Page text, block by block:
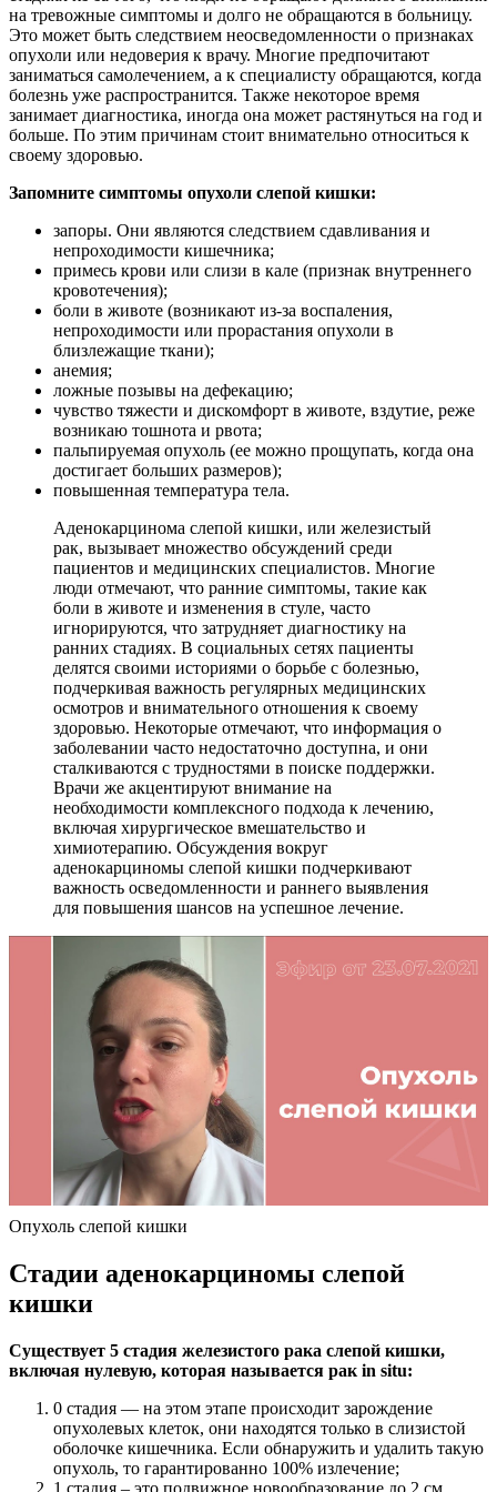
на тревожные симптомы и долго не обращаются в больницу.
Это может быть следствием неосведомленности о признаках
опухоли или недоверия к врачу. Многие предпочитают
заниматься самолечением, а к специалисту обращаются, когда
болезнь уже распространится. Также некоторое время
занимает диагностика, иногда она может растянуться на год и
больше. По этим причинам стоит внимательно относиться к
своему здоровью.
Запомните симптомы опухоли слепой кишки:
запоры. Они являются следствием сдавливания и
непроходимости кишечника;
примесь крови или слизи в кале (признак внутреннего
кровотечения);
боли в животе (возникают из-за воспаления,
непроходимости или прорастания опухоли в
близлежащие ткани);
анемия;
ложные позывы на дефекацию;
чувство тяжести и дискомфорт в животе, вздутие, реже
возникаю тошнота и рвота;
пальпируемая опухоль (ее можно прощупать, когда она
достигает больших размеров);
повышенная температура тела.
Аденокарцинома слепой кишки, или железистый
рак, вызывает множество обсуждений среди
пациентов и медицинских специалистов. Многие
люди отмечают, что ранние симптомы, такие как
боли в животе и изменения в стуле, часто
игнорируются, что затрудняет диагностику на
ранних стадиях. В социальных сетях пациенты
делятся своими историями о борьбе с болезнью,
подчеркивая важность регулярных медицинских
осмотров и внимательного отношения к своему
здоровью. Некоторые отмечают, что информация о
заболевании часто недостаточно доступна, и они
сталкиваются с трудностями в поиске поддержки.
Врачи же акцентируют внимание на
необходимости комплексного подхода к лечению,
включая хирургическое вмешательство и
химиотерапию. Обсуждения вокруг
аденокарциномы слепой кишки подчеркивают
важность осведомленности и раннего выявления
для повышения шансов на успешное лечение.
Опухоль слепой кишки
Стадии аденокарциномы слепой
кишки
Существует 5 стадия железистого рака слепой кишки,
включая нулевую, которая называется рак in situ:
0 стадия — на этом этапе происходит зарождение
опухолевых клеток, они находятся только в слизистой
оболочке кишечника. Если обнаружить и удалить такую
опухоль, то гарантированно 100% излечение;
1 стадия – это подвижное новообразование до 2 см,